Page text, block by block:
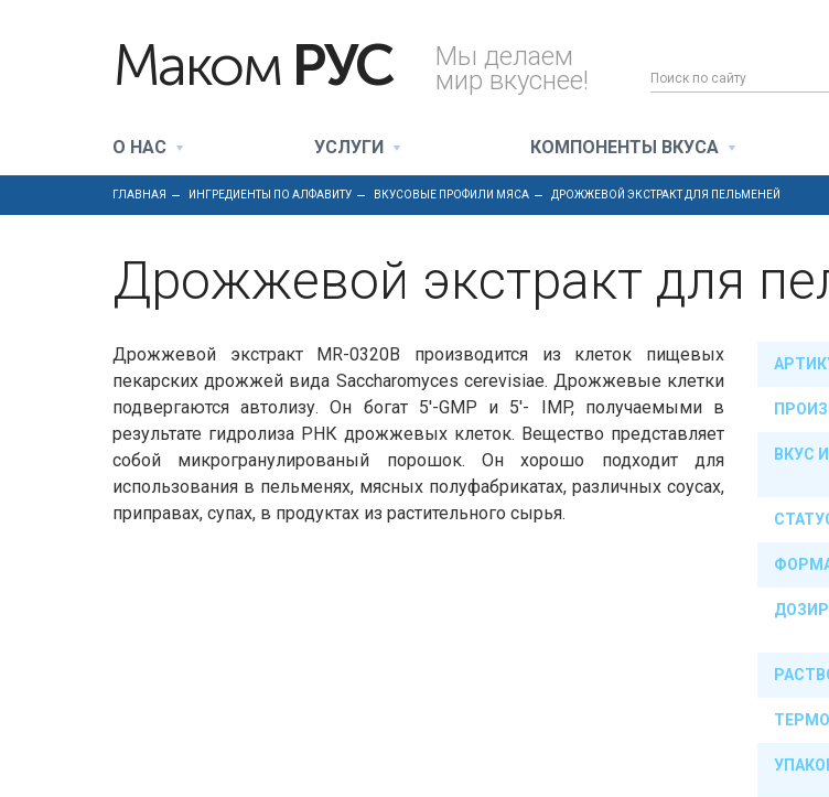
О НАС УСЛУГИ КОМПОНЕНТЫ ВКУСА
Маком РУС Мы делаем
мир вкуснее!
ГЛАВНАЯ ИНГРЕДИЕНТЫ ПО АЛФАВИТУ ВКУСОВЫЕ ПРОФИЛИ МЯСА ДРОЖЖЕВОЙ ЭКСТРАКТ ДЛЯ ПЕЛЬМЕНЕЙ
Дрожжевой экстракт для
Дрожжевой экстракт MR-0320B производится из клеток пищевых
пекарских дрожжей вида Saccharomyces cerevisiae. Дрожжевые клетки
подвергаются автолизу. Он богат 5'-GMP и 5'- IMP, получаемыми в
результате гидролиза РНК дрожжевых клеток. Вещество представляет
собой микрогранулированый порошок. Он хорошо подходит для
использования в пельменях, мясных полуфабрикатах, различных соусах,
приправах, супах, в продуктах из растительного сырья.
ВКУС